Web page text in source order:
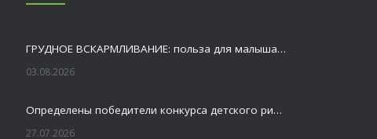
ГРУДНОЕ ВСКАРМЛИВАНИЕ: польза для малыша и мамы
03.08.2026
Определены победители конкурса детского рисунка «Я шагаю по Оренбуржью»
27.07.2026